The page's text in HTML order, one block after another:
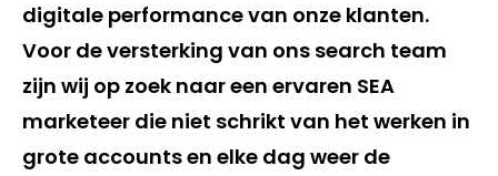
digitale performance van onze klanten.
Voor de versterking van ons search team
zijn wij op zoek naar een ervaren SEA
marketeer die niet schrikt van het werken in
grote accounts en elke dag weer de